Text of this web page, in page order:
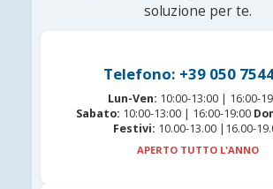
soluzione per te.
Telefono: +39 050
Lun-Ven: 10:00-13:00 | 16:00-
Sabato: 10:00-13:00 | 16:00-19:00
Festivi: 10.00-13.00 |16.00-
APERTO TUTTO L'ANNO